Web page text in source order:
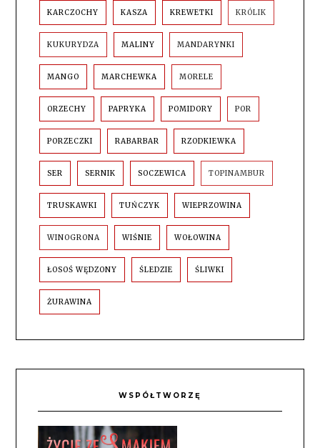
KARCZOCHY KASZA KREWETKI KRÓLIK
KUKURYDZA MALINY MANDARYNKI
MANGO MARCHEWKA MORELE
ORZECHY PAPRYKA POMIDORY POR
PORZECZKI RABARBAR RZODKIEWKA
SER SERNIK SOCZEWICA TOPINAMBUR
TRUSKAWKI TUŃCZYK WIEPRZOWINA
WINOGRONA WIŚNIE WOŁOWINA
ŁOSOŚ WĘDZONY ŚLEDZIE ŚLIWKI
ŻURAWINA
WSPÓŁTWORZĘ